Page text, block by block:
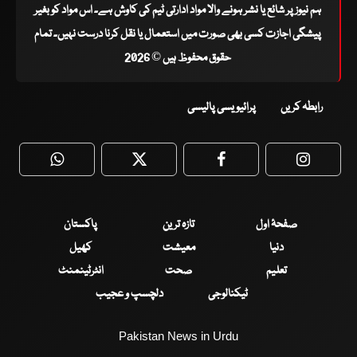
ہم نیوز پر شائع یا نشر ہونے والا مواد ادارتی ٹیم کی کاوش ہے۔ اس مواد کو بغیر
پیشگی اجازت کسی بھی صورت میں استعمال یا نقل کرنا درست نہیں۔ تمام
حقوق محفوظ ہیں © 2026
رابطہ کریں پرائیویسی پالیسی
WhatsApp Twitter Facebook
صفحۂ اول تازہ ترین
پاکستان
دنیا
معیشت
کھیل
تعلیم
صحت
انٹرٹینمنٹ
ٹیکنالوجی
دلچسپ و عجیب
Pakistan News in Urdu